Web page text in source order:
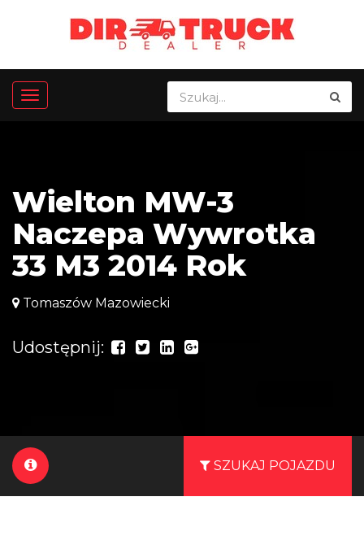
Wielton MW-3
Naczepa Wywrotka
33 M3 2014 Rok
Tomaszów Mazowiecki
Udostępnij:
SZUKAJ POJAZDU